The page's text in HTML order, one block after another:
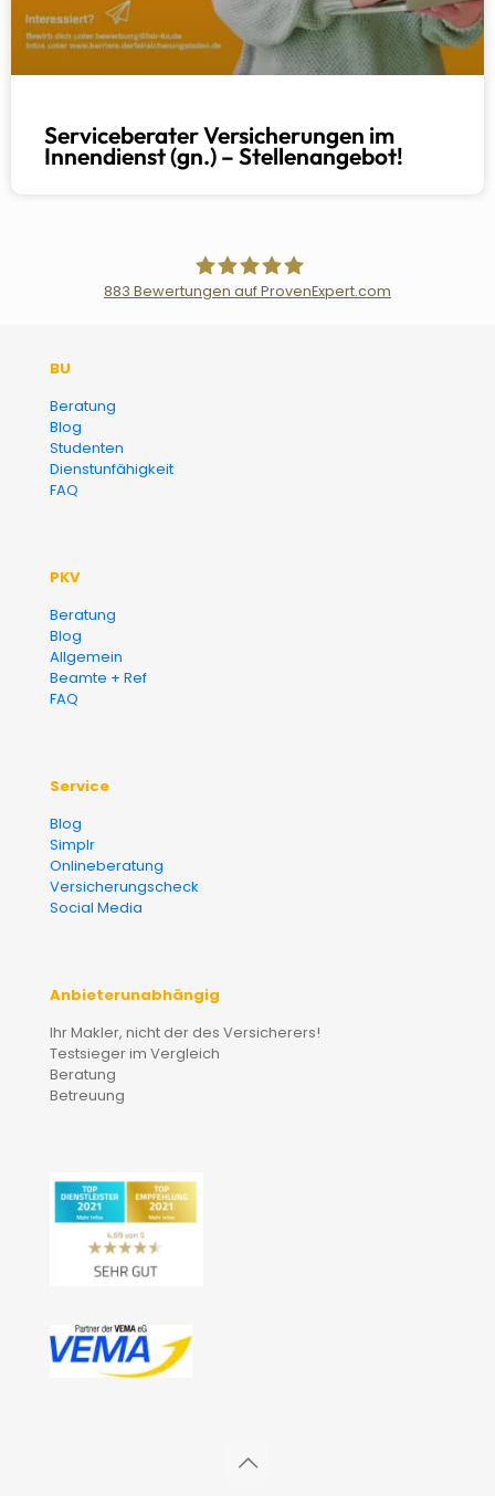
Serviceberater Versicherungen im
Innendienst (gn.) – Stellenangebot!
883 Bewertungen auf ProvenExpert.com
BU
Beratung
Blog
Studenten
Dienstunfähigkeit
FAQ
PKV
Beratung
Blog
Allgemein
Beamte + Ref
FAQ
Service
Blog
Simplr
Onlineberatung
Versicherungscheck
Social Media
Anbieterunabhängig
Ihr Makler, nicht der des Versicherers!
Testsieger im Vergleich
Beratung
Betreuung